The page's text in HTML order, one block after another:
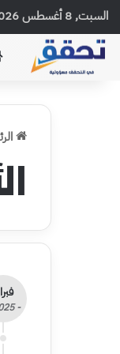
السبت, 8 أغسطس 2026
- 2025 -